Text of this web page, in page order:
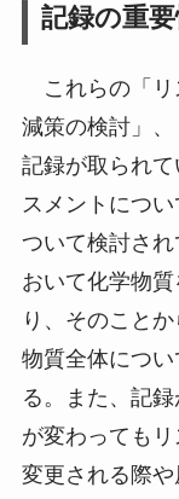
記録の重
これらの「リ
減策の検討」、
記録が取られ
スメントにつ
ついて検討さ
おいて化学物
り、そのこと
物質全体につ
る。また、記
が変わっても
変更される際